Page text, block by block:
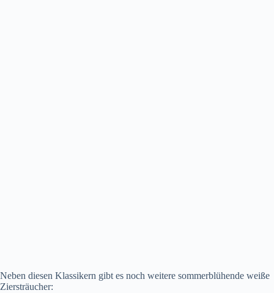
Neben diesen Klassikern gibt es noch weitere sommerblühende weiße
Ziersträucher: